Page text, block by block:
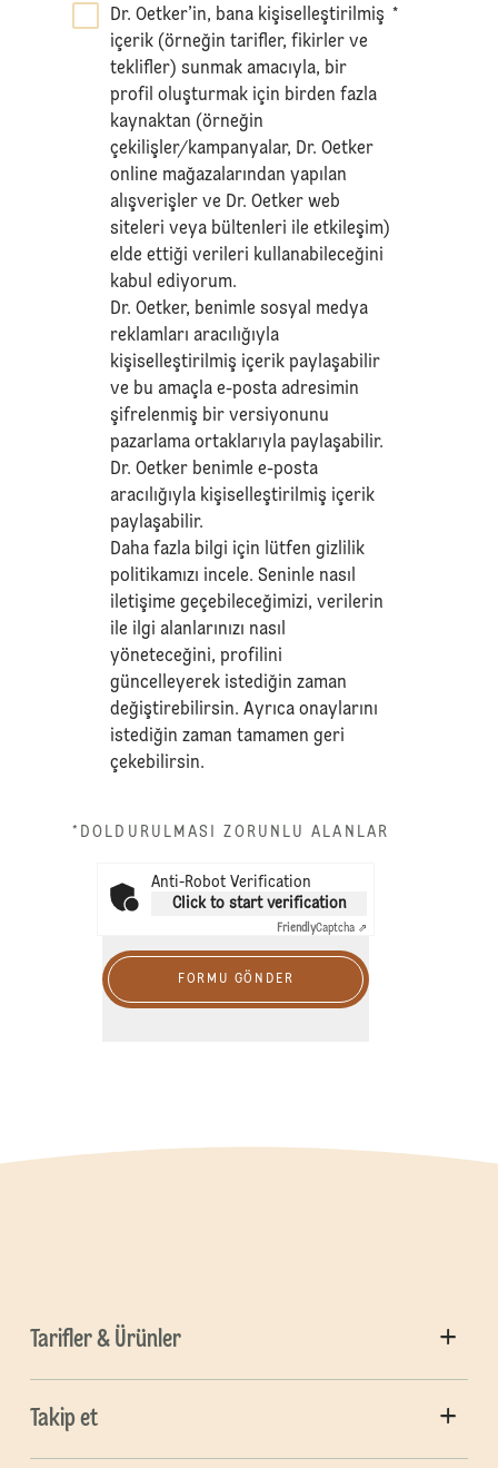
Dr. Oetker’in, bana kişiselleştirilmiş
içerik (örneğin tarifler, fikirler ve
teklifler) sunmak amacıyla, bir
profil oluşturmak için birden fazla
kaynaktan (örneğin
çekilişler/kampanyalar, Dr. Oetker
online mağazalarından yapılan
alışverişler ve Dr. Oetker web
siteleri veya bültenleri ile etkileşim)
elde ettiği verileri kullanabileceğini
kabul ediyorum.
Dr. Oetker, benimle sosyal medya
reklamları aracılığıyla
kişiselleştirilmiş içerik paylaşabilir
ve bu amaçla e-posta adresimin
şifrelenmiş bir versiyonunu
pazarlama ortaklarıyla paylaşabilir.
Dr. Oetker benimle e-posta
aracılığıyla kişiselleştirilmiş içerik
paylaşabilir.
Daha fazla bilgi için lütfengizlilik
politikamızı incele. Seninle nasıl
iletişime geçebileceğimizi, verilerin
ile ilgi alanlarınızı nasıl
yöneteceğini, profilini
güncelleyerek istediğin zaman
değiştirebilirsin. Ayrıca onaylarını
istediğin zaman tamamen geri
çekebilirsin.
*
*DOLDURULMASI ZORUNLU ALANLAR
Anti-Robot Verification
Click to start verification
FriendlyCaptcha ⇗
FORMU GÖNDER
Tarifler & Ürünler
Takip et